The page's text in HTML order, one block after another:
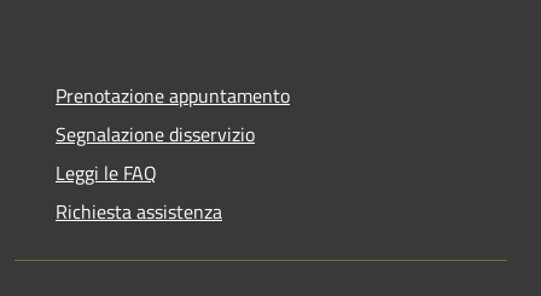
Prenotazione appuntamento
Segnalazione disservizio
Leggi le FAQ
Richiesta assistenza